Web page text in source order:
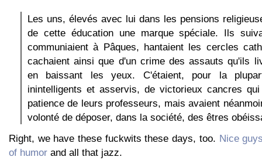
Les uns, élevés avec lui dans les pensions
de cette éducation une marque spéciale. Ils
communiaient à Pâques, hantaient les cercles
cachaient ainsi que d'un crime des assauts qu'ils
en baissant les yeux. C'étaient, pour la
inintelligents et asservis, de victorieux cancres
patience de leurs professeurs, mais avaient
volonté de déposer, dans la société, des êtres
Right, we have these fuckwits these days, too. Nice
of humor and all that jazz.